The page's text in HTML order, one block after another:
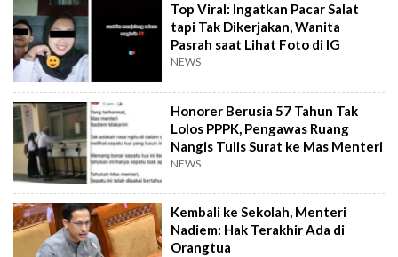
Top Viral: Ingatkan Pacar Salat
tapi Tak Dikerjakan, Wanita
Pasrah saat Lihat Foto di IG
NEWS
Honorer Berusia 57 Tahun Tak
Lolos PPPK, Pengawas Ruang
Nangis Tulis Surat ke Mas Menteri
NEWS
Kembali ke Sekolah, Menteri
Nadiem: Hak Terakhir Ada di
Orangtua